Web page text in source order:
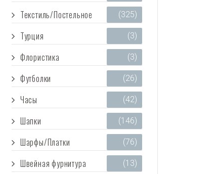
Текстиль/Постельное (325)
Турция (3)
Флористика (3)
Футболки (26)
Часы (42)
Шапки (146)
Шарфы/Платки (76)
Швейная фурнитура (13)